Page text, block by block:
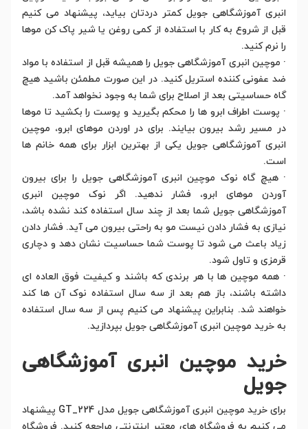
انبری آموزشگاهی جویل کمتر دردتان بیاید، پیشنهاد می کنیم
قبل از شروع به کار با استفاده از کمی روغن یا شیر پاک کن موها
را نرم کنید.
· موچین انبری آموزشگاهی جویل را همیشه قبل از استفاده با مواد
ضد عفونی کننده استریل کنید. در این صورت مطمئن باشید هیچ
گاه حساسیتی بعد از اصلاح برای شما به وجود نخواهد آمد.
· پوست اطراف ابرو ها را محکم بگیرید و پوست را بکشید تا موها
در مسیر رشد بیرون بیایند. برای در اوردن موهای ابرو، موچین
انبری آموزشگاهی جویل یکی از بهترین ابزار برای همه خانم ها
است.
· هیچ گاه نوک موچین انبری آموزشگاهی جویل را برای بیرون
آوردن موهای ابرو، فشار ندهید. اگر نوک موچین انبری
آموزشگاهی جویل شما بعد از چند سال استفاده کند نشده باشد،
نیازی به فشار دادن نیست مو به راحتی بیرون می آید. فشار دادن
زیاد باعث می شود تا پوست شما حساسیت نشان دهد و دچاری
قرمزی و تاول شود.
· همه موچین ها با هر برندی که باشند و کیفیت فوق العاده ای
داشته باشند، باز هم بعد از سه سال استفاده نوک آن ها کند
خواهند شد. بنابراین پیشنهاد می کنیم پس از سه سال استفاده
به خرید موچین انبری آموزشگاهی جویل بپردازید.
خرید موچین انبری آموزشگاهی
جویل
برای خرید موچین انبری آموزشگاهی جویل مدل GT_224 پیشنهاد